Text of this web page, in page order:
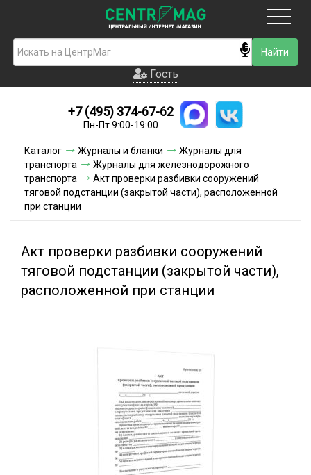
Гость
Новинки
Условия доставки
Условия оплаты
Гость
+7 (495) 374-67-62
Пн-Пт 9:00-19:00
Каталог Журналы и бланки
Журналы для
транспорта
Журналы для железнодорожного
транспорта
Акт проверки разбивки сооружений
тяговой подстанции (закрытой части), расположенной
при станции
Акт проверки разбивки сооружений
тяговой подстанции (закрытой части),
расположенной при станции